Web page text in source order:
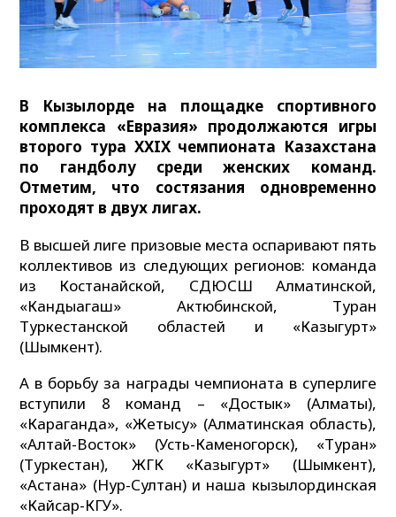
В Кызылорде на площадке спортивного
комплекса «Евразия» продолжаются игры
второго тура XXIX чемпионата Казахстана
по гандболу среди женских команд.
Отметим, что состязания одновременно
проходят в двух лигах.
В высшей лиге призовые места оспаривают пять
коллективов из следующих регионов: команда
из Костанайской, СДЮСШ Алматинской,
«Кандыагаш» Актюбинской, Туран
Туркестанской областей и «Казыгурт»
(Шымкент).
А в борьбу за награды чемпионата в суперлиге
вступили 8 команд – «Достык» (Алматы),
«Караганда», «Жетысу» (Алматинская область),
«Алтай-Восток» (Усть-Каменогорск), «Туран»
(Туркестан), ЖГК «Казыгурт» (Шымкент),
«Астана» (Нур-Султан) и наша кызылординская
«Кайсар-КГУ».